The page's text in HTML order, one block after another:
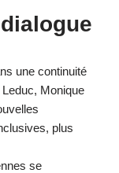
une continuité
Monique
plus
se